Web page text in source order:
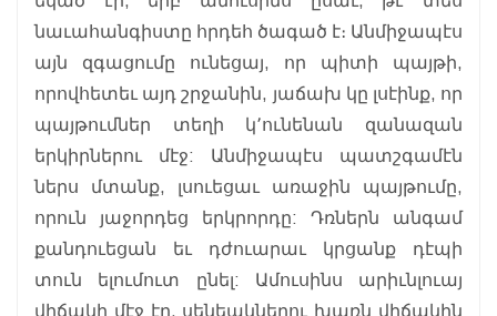
նաւահանգիստը հրդեհ ծագած է։ Անմիջապէս
այն զգացումը ունեցայ, որ պիտի պայթի,
որովհետեւ այդ շրջանին, յաճախ կը լսէինք, որ
պայթումներ տեղի կ՚ունենան զանազան
երկիրներու մէջ: Անմիջապէս պատշգամէն
ներս մտանք, լսուեցաւ առաջին պայթումը,
որուն յաջորդեց երկրորդը: Դռներն անգամ
քանդուեցան եւ դժուարաւ կրցանք դէպի
տուն ելումուտ ընել: Ամուսինս արիւնլուայ
վիճակի մէջ էր, սենեակներու խառն վիճակին